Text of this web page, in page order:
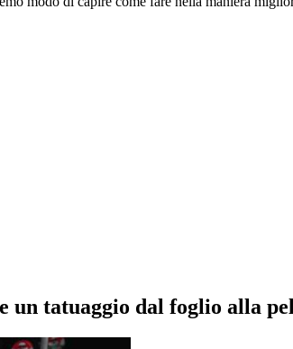
un tatuaggio dal foglio alla